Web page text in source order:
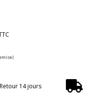
Retour 14 jours